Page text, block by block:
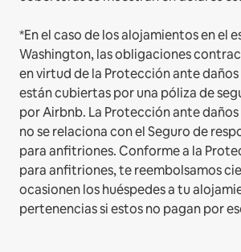
*En el caso de los alojamientos en el
Washington, las obligaciones
en virtud de la Protección ante
están cubiertas por una póliza de
por Airbnb. La Protección ante
no se relaciona con el Seguro de
para anfitriones. Conforme a la
para anfitriones, te reembolsamos
ocasionen los huéspedes a tu
pertenencias si estos no pagan por